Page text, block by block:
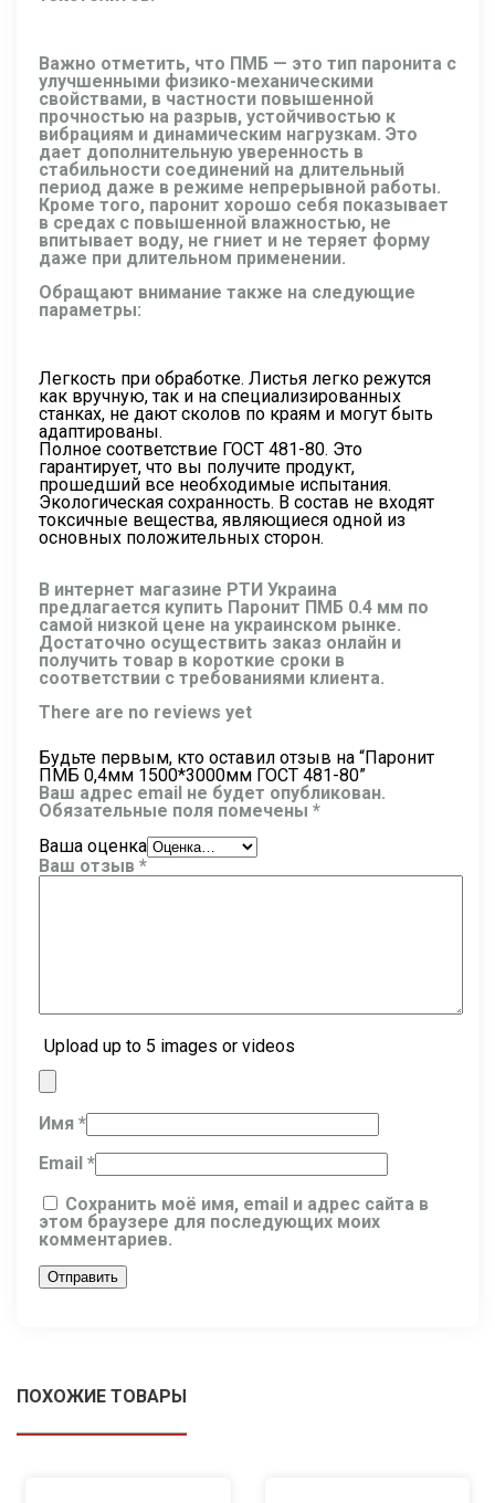
Важно отметить, что ПМБ — это тип паронита с
улучшенными физико-механическими
свойствами, в частности повышенной
прочностью на разрыв, устойчивостью к
вибрациям и динамическим нагрузкам. Это
дает дополнительную уверенность в
стабильности соединений на длительный
период даже в режиме непрерывной работы.
Кроме того, паронит хорошо себя показывает
в средах с повышенной влажностью, не
впитывает воду, не гниет и не теряет форму
даже при длительном применении.
Обращают внимание также на следующие
параметры:
Легкость при обработке. Листья легко режутся
как вручную, так и на специализированных
станках, не дают сколов по краям и могут быть
адаптированы.
Полное соответствие ГОСТ 481-80. Это
гарантирует, что вы получите продукт,
прошедший все необходимые испытания.
Экологическая сохранность. В состав не входят
токсичные вещества, являющиеся одной из
основных положительных сторон.
В интернет магазине РТИ Украина
предлагается купить Паронит ПМБ 0.4 мм по
самой низкой цене на украинском рынке.
Достаточно осуществить заказ онлайн и
получить товар в короткие сроки в
соответствии с требованиями клиента.
There are no reviews yet
Будьте первым, кто оставил отзыв на “Паронит
ПМБ 0,4мм 1500*3000мм ГОСТ 481-80”
Ваш адрес email не будет опубликован.
Обязательные поля помечены *
Ваша оценка
Ваш отзыв *
Upload up to 5 images or videos
Имя *
Email *
Сохранить моё имя, email и адрес сайта в
этом браузере для последующих моих
комментариев.
ПОХОЖИЕ ТОВАРЫ